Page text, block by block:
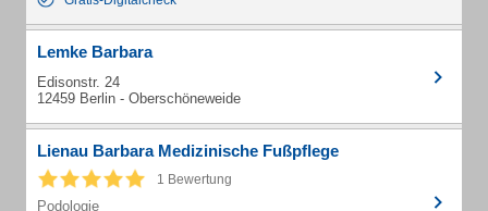
Lemke Barbara
Edisonstr. 24
12459 Berlin - Oberschöneweide
Lienau Barbara Medizinische Fußpflege
1 Bewertung
Podologie